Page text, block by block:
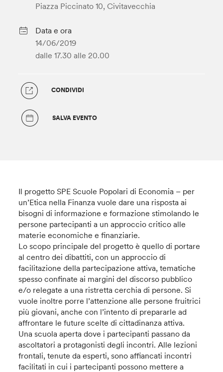
Piazza Piccinato 10, Civitavecchia
Data e ora
14/06/2019
dalle 17.30 alle 20.00
CONDIVIDI
SALVA EVENTO
Il progetto SPE Scuole Popolari di Economia – per
un’Etica nella Finanza vuole dare una risposta ai
bisogni di informazione e formazione stimolando le
persone partecipanti a un approccio critico alle
materie economiche e finanziarie.
Lo scopo principale del progetto è quello di portare
al centro dei dibattiti, con un approccio di
facilitazione della partecipazione attiva, tematiche
spesso confinate ai margini del discorso pubblico
e/o relegate a una ristretta cerchia di persone. Si
vuole inoltre porre l’attenzione alle persone fruitrici
più giovani, anche con l’intento di prepararle ad
affrontare le future scelte di cittadinanza attiva.
Una scuola aperta dove i partecipanti passano da
ascoltatori a protagonisti degli incontri. Alle lezioni
frontali, tenute da esperti, sono affiancati incontri
facilitati in cui i partecipanti possono mettere a